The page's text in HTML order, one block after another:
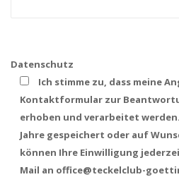
Datenschutz
Ich stimme zu, dass meine
Kontaktformular zur
erhoben und verarbeitet
Jahre gespeichert oder auf
können Ihre Einwilligung
Mail an office@teckelclub-